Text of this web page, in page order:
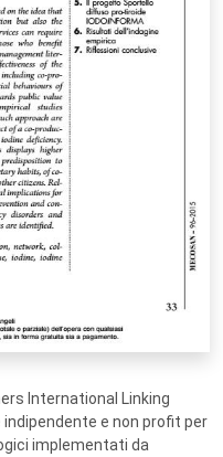
International Linking
e non profit per
implementati da